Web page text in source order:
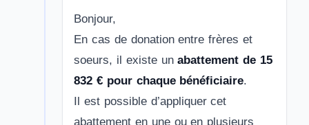
Bonjour,
En cas de donation entre frères et
soeurs, il existe unabattement de 15
832 € pour chaque bénéficiaire.
Il est possible d’appliquer cet
abattement en une ou en plusieurs